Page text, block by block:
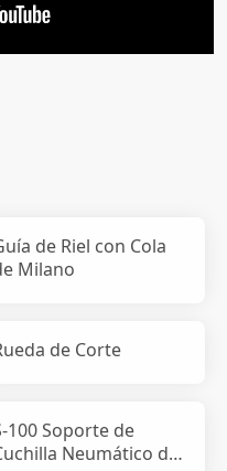
de Riel con Cola
Milano
de Corte
100 Soporte de
Neumático de